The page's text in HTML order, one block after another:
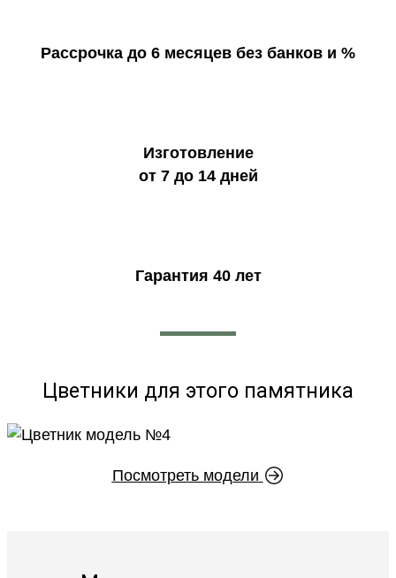
Рассрочка до 6 месяцев без банков и %
Изготовление
от 7 до 14 дней
Гарантия 40 лет
Цветники для этого памятника
Посмотреть модели